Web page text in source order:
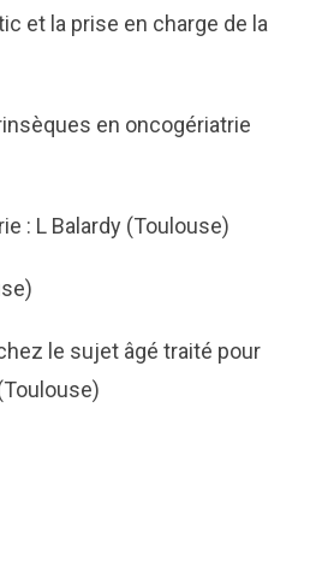
et la prise en charge de la
en oncogériatrie
: L Balardy (Toulouse)
le sujet âgé traité pour